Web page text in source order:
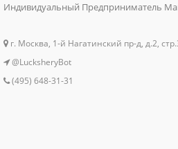
Индивидуальный Предприниматель
г. Москва, 1-й Нагатинский пр-д, д.2,
@LucksheryBot
(495) 648-31-31